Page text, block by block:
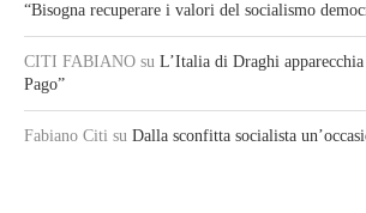
“Bisogna recuperare i valori del socialismo
CITI FABIANO su L’Italia di Draghi
Pago”
Fabiano Citi su Dalla sconfitta socialista